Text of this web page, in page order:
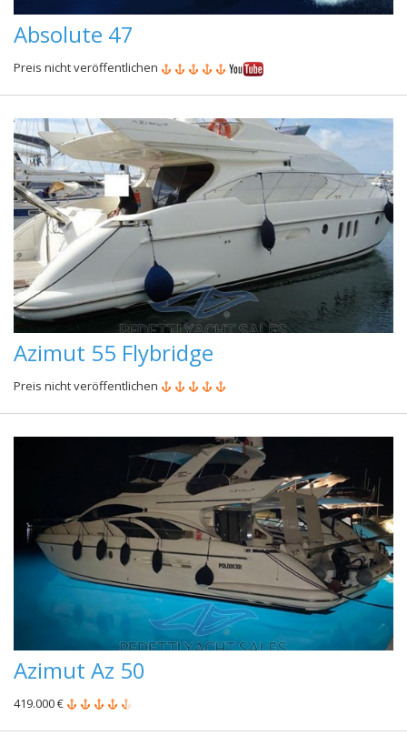
Absolute 47
Preis nicht veröffentlichen
Azimut 55 Flybridge
Preis nicht veröffentlichen
Azimut Az 50
419.000 €